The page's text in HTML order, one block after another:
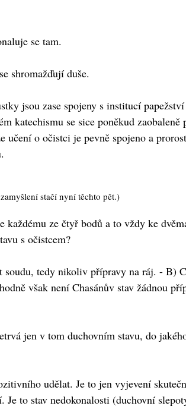
se tam.
shromažďují duše.
jsou zase spojeny s institucí
katechismu se sice poněkud
o očistci je pevně spojeno a
stačí nyní těchto pět.)
ze čtyř bodů a to vždy ke
s očistcem?
tedy nikoliv přípravy na ráj. - B)
však není Chasánův stav žádnou
jen v tom duchovním stavu, do
udělat. Je to jen vyjevení
to stav nedokonalosti (duchovní